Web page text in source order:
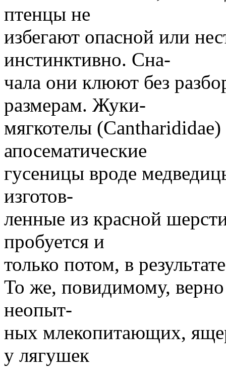
птенцы не
избегают опасной или
инстинктивно. Сна-
чала они клюют без
размерам. Жуки-
мягкотелы
апосематические
гусеницы вроде
изготов-
ленные из красной
пробуется и
только потом, в
То же, повидимому,
неопыт-
ных млекопитающих,
у лягушек